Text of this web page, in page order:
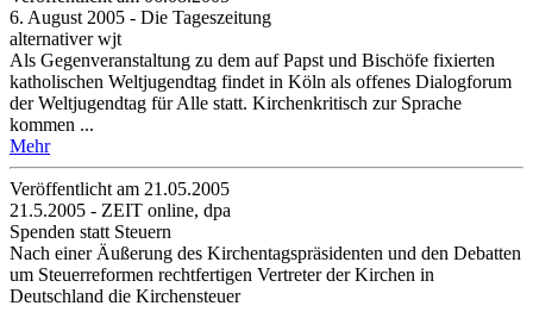
6. August 2005 - Die Tageszeitung
alternativer wjt
Als Gegenveranstaltung zu dem auf Papst und Bischöfe fixierten
katholischen Weltjugendtag findet in Köln als offenes Dialogforum
der Weltjugendtag für Alle statt. Kirchenkritisch zur Sprache
kommen ...
Mehr
Veröffentlicht am 21­.05.2005
21.5.2005 - ZEIT online, dpa
Spenden statt Steuern
Nach einer Äußerung des Kirchentagspräsidenten und den Debatten
um Steuerreformen rechtfertigen Vertreter der Kirchen in
Deutschland die Kirchensteuer